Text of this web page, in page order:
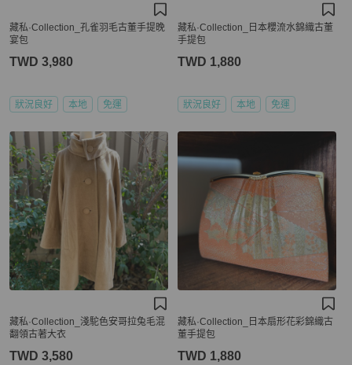
藏私·Collection_孔雀羽毛古董手提晚
宴包
TWD 3,980
狀況良好 本地 免運
藏私·Collection_日本櫻流水錦織古董
手提包
TWD 1,880
狀況良好 本地 免運
藏私·Collection_淺駝色安哥拉兔毛混
翻領古著大衣
TWD 3,580
藏私·Collection_日本扇形花彩錦織古
董手提包
TWD 1,880